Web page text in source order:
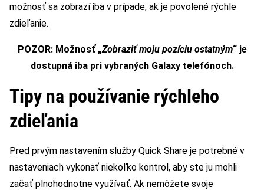
možnosť sa zobrazí iba v prípade, ak je povolené rýchle
zdieľanie.
POZOR: Možnosť „Zobraziť moju pozíciu ostatným“ je
dostupná iba pri vybraných Galaxy telefónoch.
Tipy na používanie rýchleho
zdieľania
Pred prvým nastavením služby Quick Share je potrebné v
nastaveniach vykonať niekoľko kontrol, aby ste ju mohli
začať plnohodnotne využívať. Ak nemôžete svoje